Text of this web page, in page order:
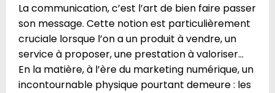
La communication, c’est l’art de bien faire passer
son message. Cette notion est particulièrement
cruciale lorsque l’on a un produit à vendre, un
service à proposer, une prestation à valoriser…
En la matière, à l’ère du marketing numérique, un
incontournable physique pourtant demeure : les